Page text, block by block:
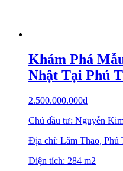
Khám Phá
Nhật Tại Phú
2.500.000.000₫
Chủ đầu tư: Nguyễn
Địa chỉ: Lâm Thao, Phú
Diện tích: 284 m2